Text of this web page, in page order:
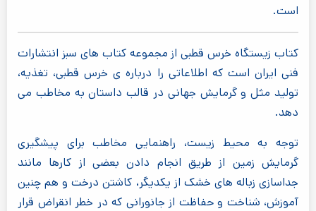
است.
کتاب زیستگاه خرس قطبی از مجموعه کتاب های سبز انتشارات
فنی ایران است که اطلاعاتی را درباره ی خرس قطبی، تغذیه،
تولید مثل و گرمایش جهانی در قالب داستان به مخاطب می
دهد.
توجه به محیط زیست، راهنمایی مخاطب برای پیشگیری
گرمایش زمین از طریق انجام دادن بعضی از کارها مانند
جداسازی زباله های خشک از یکدیگر، کاشتن درخت و هم چنین
آموزش، شناخت و حفاظت از جانورانی که در خطر انقراض قرار